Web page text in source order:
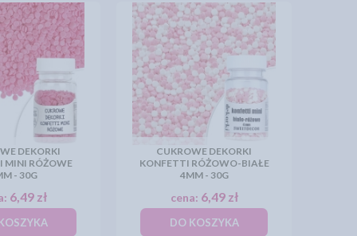
DEKORKI
MINI RÓŻOWE
- 30G
6,49 zł
CUKROWE DEKORKI
KONFETTI RÓŻOWO-BIAŁE
4MM - 30G
cena: 6,49 zł
DO KOSZYKA